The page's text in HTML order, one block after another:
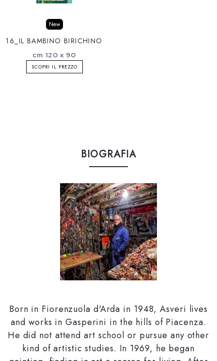
New
16_IL BAMBINO BIRICHINO
cm 120 x 90
SCOPRI IL PREZZO
BIOGRAFIA
Born in Fiorenzuola d'Arda in 1948, Asveri lives
and works in Gasperini in the hills of Piacenza.
He did not attend art school or pursue any other
kind of artistic studies. In 1969, he began